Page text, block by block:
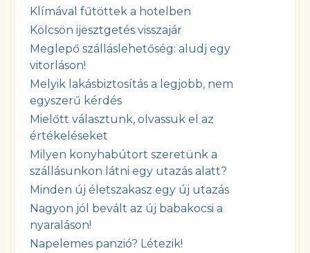
Klímával fűtöttek a hotelben
Kölcsön ijesztgetés visszajár
Meglepő szálláslehetőség: aludj egy
vitorláson!
Melyik lakásbiztosítás a legjobb, nem
egyszerű kérdés
Mielőtt választunk, olvassuk el az
értékeléseket
Milyen konyhabútort szeretünk a
szállásunkon látni egy utazás alatt?
Minden új életszakasz egy új utazás
Nagyon jól bevált az új babakocsi a
nyaraláson!
Napelemes panzió? Létezik!